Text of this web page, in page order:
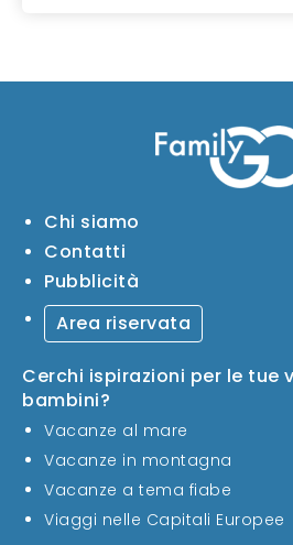
Chi siamo
Contatti
Pubblicità
Area riservata
Cerchi ispirazioni per le tue
bambini?
Vacanze al mare
Vacanze in montagna
Vacanze a tema fiabe
Viaggi nelle Capitali Europee